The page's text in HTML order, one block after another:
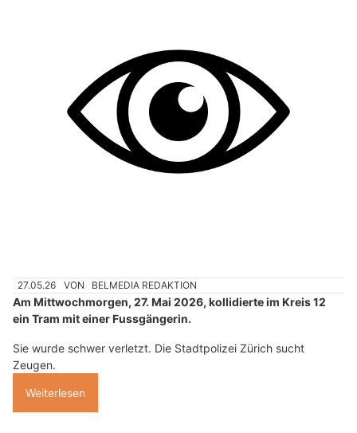
27.05.26 VON BELMEDIA REDAKTION
Am Mittwochmorgen, 27. Mai 2026, kollidierte im Kreis 12
ein Tram mit einer Fussgängerin.
Sie wurde schwer verletzt. Die Stadtpolizei Zürich sucht
Zeugen.
Weiterlesen